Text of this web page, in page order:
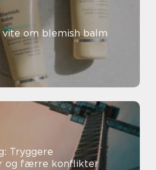
om blemish balm
Tryggere
og færre konflikter